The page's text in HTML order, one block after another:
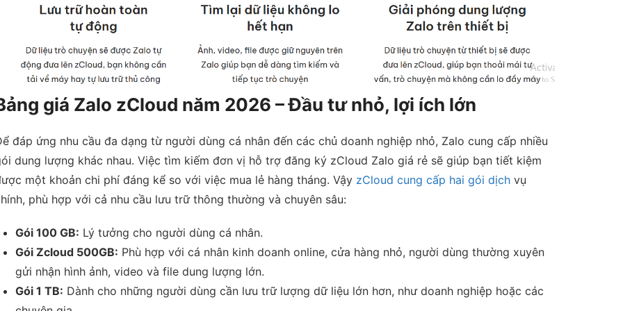
giá Zalo zCloud năm 2026 – Đầu tư nhỏ, lợi ích lớn
đáp ứng nhu cầu đa dạng từ người dùng cá nhân đến các chủ doanh nghiệp nhỏ, Zalo cung cấp nhiều
dung lượng khác nhau. Việc tìm kiếm đơn vị hỗ trợ đăng ký zCloud Zalo giá rẻ sẽ giúp bạn tiết kiệm
một khoản chi phí đáng kể so với việc mua lẻ hàng tháng. Vậy zCloud cung cấp hai gói dịch vụ
phù hợp với cả nhu cầu lưu trữ thông thường và chuyên sâu:
Gói 100 GB: Lý tưởng cho người dùng cá nhân.
Gói Zcloud 500GB: Phù hợp với cá nhân kinh doanh online, cửa hàng nhỏ, người dùng thường xuyên
gửi nhận hình ảnh, video và file dung lượng lớn.
Gói 1 TB: Dành cho những người dùng cần lưu trữ lượng dữ liệu lớn hơn, như doanh nghiệp hoặc các